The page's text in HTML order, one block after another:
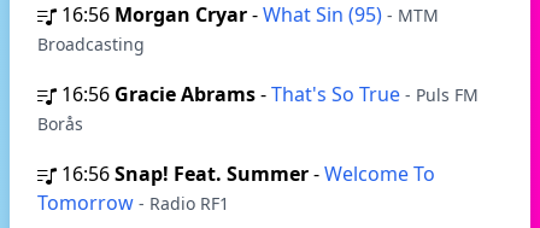
16:56 Morgan Cryar-What Sin (95) - MTM
Broadcasting
16:56 Gracie Abrams-That's So True - Puls FM
Borås
16:56Snap! Feat. Summer-Welcome To
Tomorrow - Radio RF1